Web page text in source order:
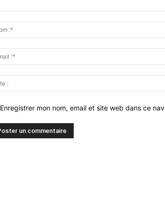
Enregistrer mon nom, email et site web dans ce